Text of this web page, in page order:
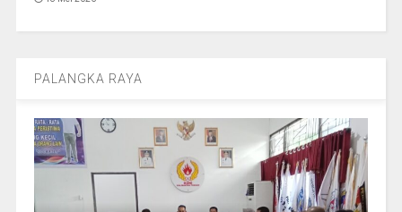
PALANGKA RAYA